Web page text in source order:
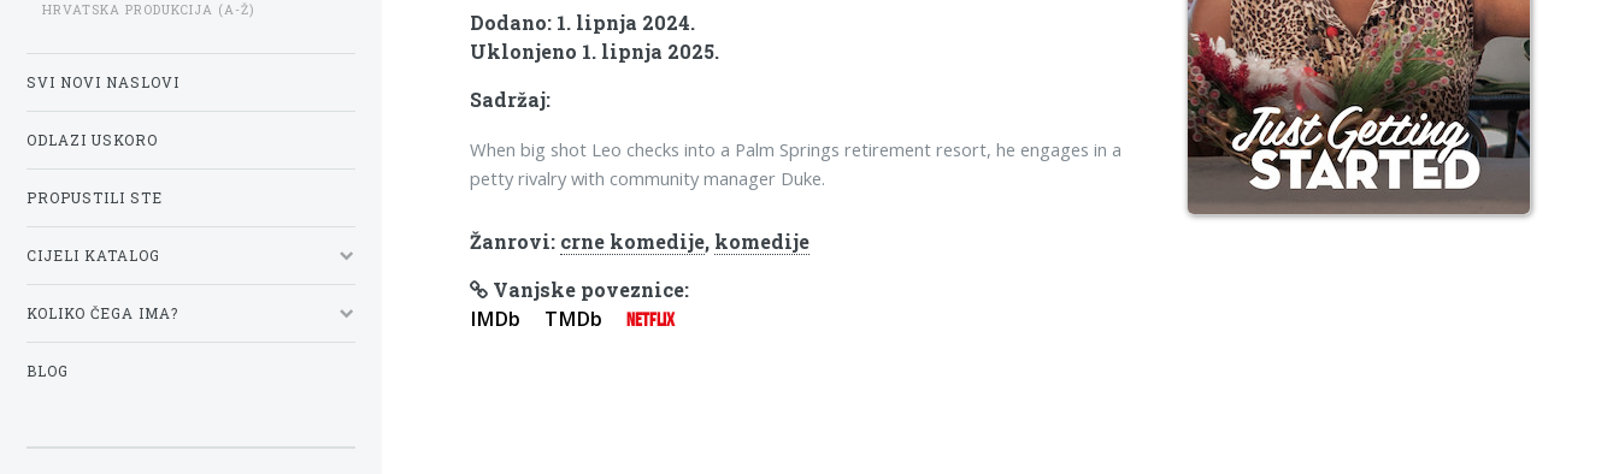
Dodano: 1. lipnja 2024.
Uklonjeno 1. lipnja 2025.
Sadržaj:
When big shot Leo checks into a Palm Springs retirement resort, he engages in a
petty rivalry with community manager Duke.
Žanrovi: crne komedije, komedije
Vanjske poveznice:
IMDb TMDb NETFLIX
HRVATSKA PRODUKCIJA (A-Ž)
SVI NOVI NASLOVI
ODLAZI USKORO
PROPUSTILI STE
CIJELI KATALOG
KOLIKO ČEGA IMA?
BLOG